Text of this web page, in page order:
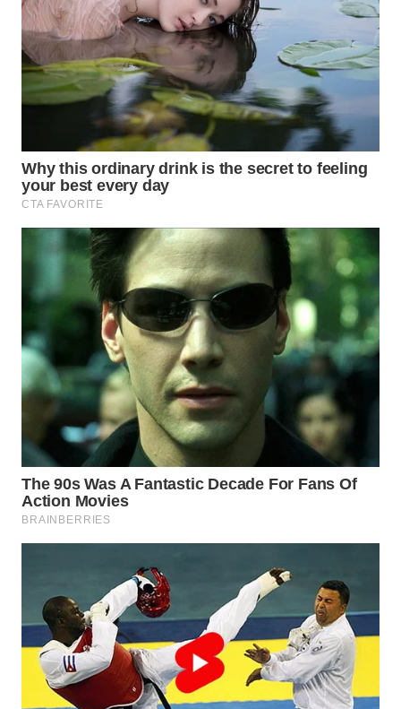
WN
PRIANGAN
TIMUR
SEMARANG
WN
SOLO
BOROBUDUR
MADURA
WN
SURABAYA
WN
NATUNA
WN
BINTAN
MANDALIKA
WN
LIKUPANG